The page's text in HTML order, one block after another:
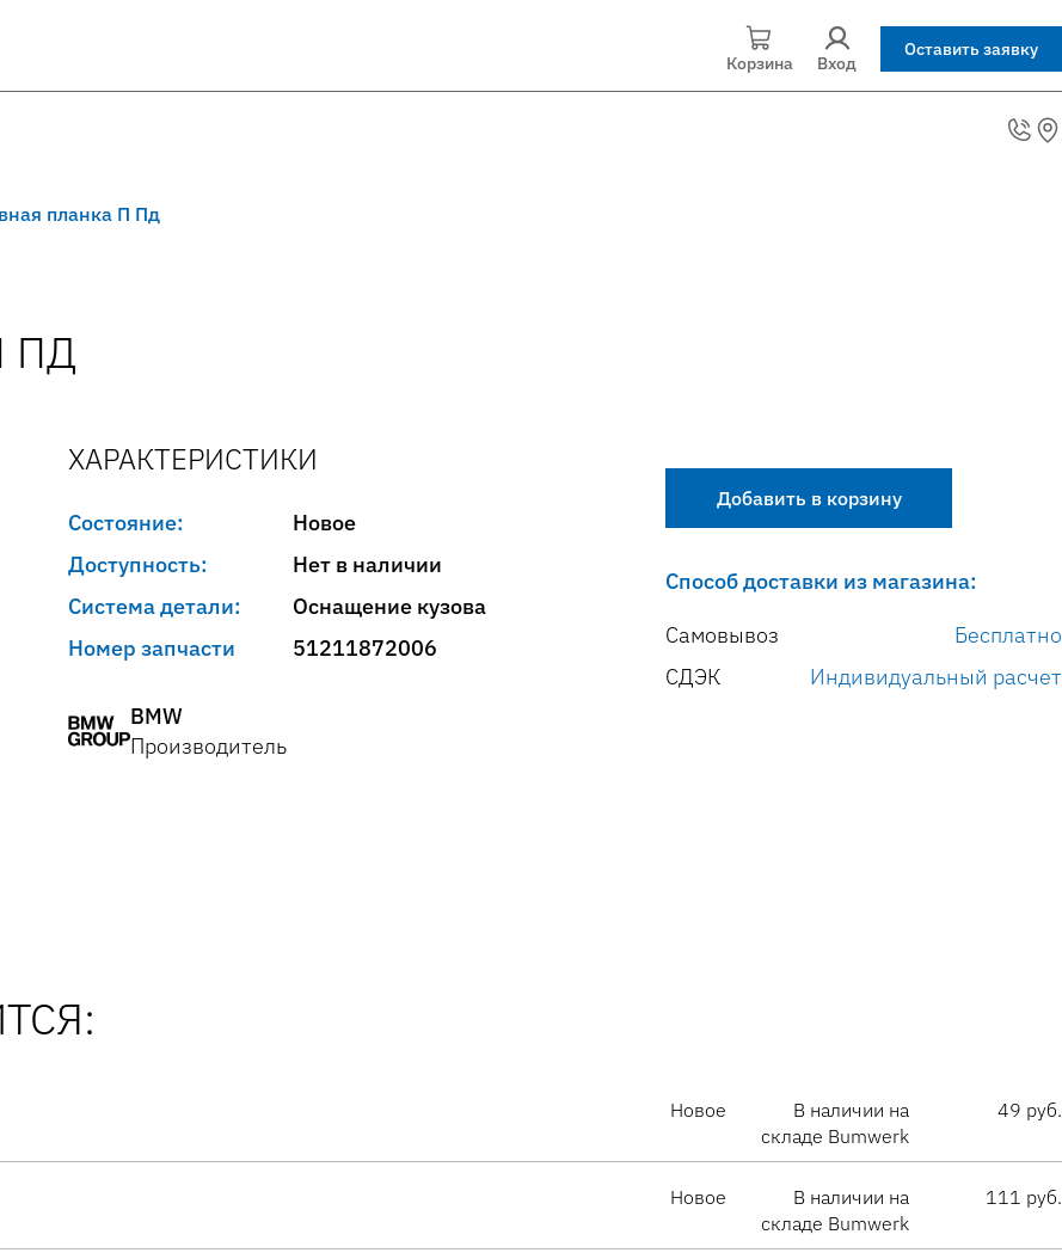
Корзина Вход
Оставить заявку
планка П Пд
ПД
ХАРАКТЕРИСТИКИ
Состояние:
Новое
Доступность:
Нет в наличии
Система детали:
Оснащение кузова
Номер запчасти
51211872006
BMW
Производитель
Добавить в корзину
Способ доставки из магазина:
Самовывоз
Бесплатно
СДЭК
Индивидуальный расчет
Новое
В наличии на
складе Bumwerk
49 руб.
Новое
В наличии на
складе Bumwerk
111 руб.